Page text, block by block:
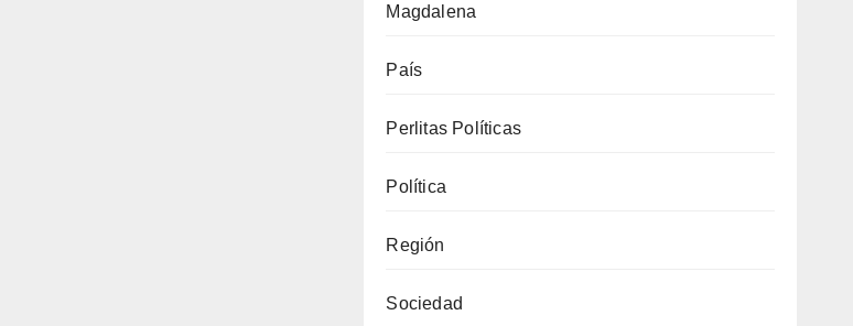
Magdalena
País
Perlitas Políticas
Política
Región
Sociedad